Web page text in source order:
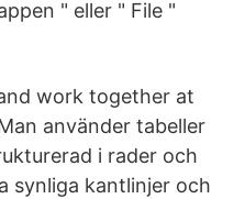
" eller " File "
work together at
använder tabeller
i rader och
synliga kantlinjer och